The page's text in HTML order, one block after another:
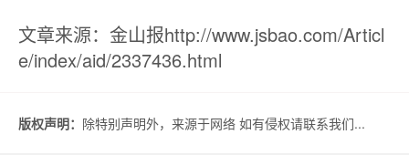
文章来源：金山报http://www.jsbao.com/Articl
e/index/aid/2337436.html
版权声明： 除特别声明外，来源于网络 如有侵权请联系我们...